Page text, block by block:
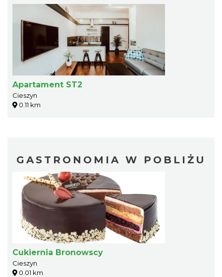
Apartament ST2
Cieszyn
0.11 km
GASTRONOMIA W POBLIŻU
Cukiernia Bronowscy
Cieszyn
0.01 km